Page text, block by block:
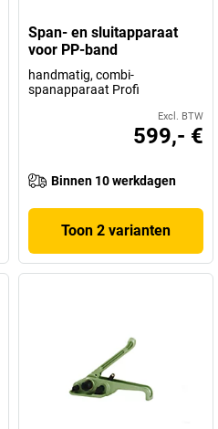
Span- en sluitapparaat
voor PP-band
handmatig, combi-
spanapparaat Profi
Excl. BTW
599,- €
Binnen 10 werkdagen
Toon 2 varianten